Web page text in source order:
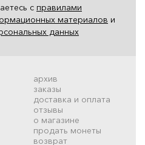
с правилами
материалов и
данных
архив
заказы
доставка и оплата
отзывы
о магазине
продать монеты
возврат